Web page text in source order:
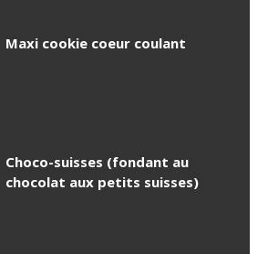
Maxi cookie coeur coulant
Choco-suisses (fondant au
chocolat aux petits suisses)